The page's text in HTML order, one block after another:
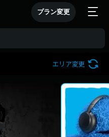
プラン変更
エリア変更